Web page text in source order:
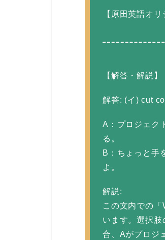
【原田英語オ
【解答・解説】
解答: (イ) cut
A：プロジェク
る。
B：ちょっと手
よ。
解説:
この文内での
います。選択
合、Aがプロジ